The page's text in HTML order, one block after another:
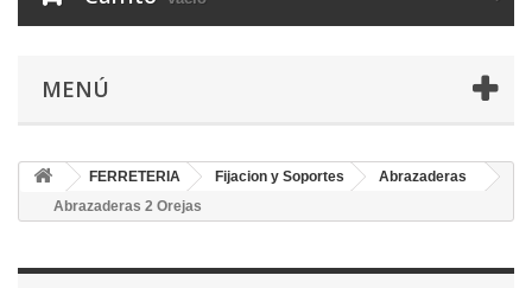
MENÚ
FERRETERIA Fijacion y Soportes
Abrazaderas
Abrazaderas 2 Orejas